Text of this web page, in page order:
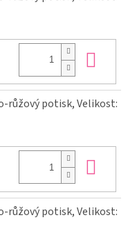
růžový potisk, Velikost:
růžový potisk, Velikost: